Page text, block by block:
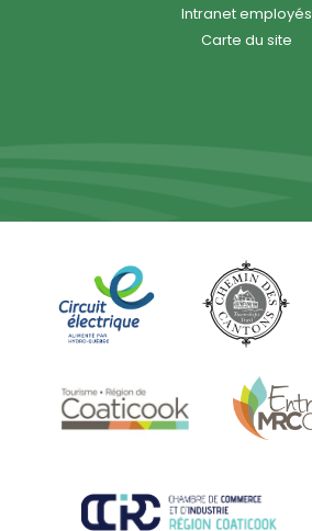
Intranet employés
Carte du site